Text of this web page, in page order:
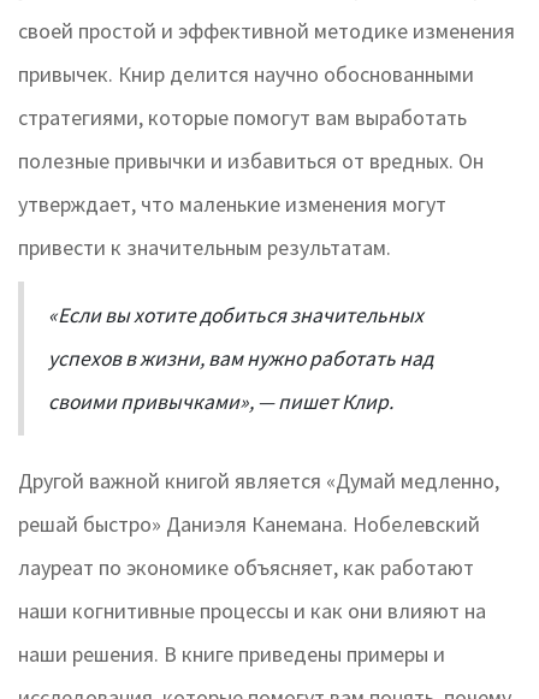
своей простой и эффективной методике изменения
привычек. Книр делится научно обоснованными
стратегиями, которые помогут вам выработать
полезные привычки и избавиться от вредных. Он
утверждает, что маленькие изменения могут
привести к значительным результатам.
«Если вы хотите добиться значительных
успехов в жизни, вам нужно работать над
своими привычками», — пишет Клир.
Другой важной книгой является «Думай медленно,
решай быстро» Даниэля Канемана. Нобелевский
лауреат по экономике объясняет, как работают
наши когнитивные процессы и как они влияют на
наши решения. В книге приведены примеры и